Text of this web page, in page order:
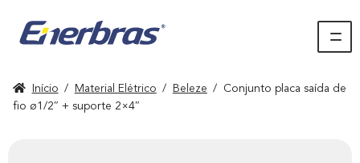
Início / Material Elétrico / Beleze /
Conjunto placa saída de
fio ø1/2″ + suporte 2×4″